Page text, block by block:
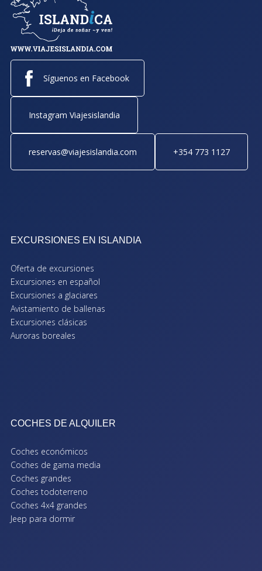
Síguenos en Facebook
Instagram Viajesislandia
reservas@viajesislandia.com +354 773 1127
EXCURSIONES EN ISLANDIA
Oferta de excursiones
Excursiones en español
Excursiones a glaciares
Avistamiento de ballenas
Excursiones clásicas
Auroras boreales
COCHES DE ALQUILER
Coches económicos
Coches de gama media
Coches grandes
Coches todoterreno
Coches 4x4 grandes
Jeep para dormir